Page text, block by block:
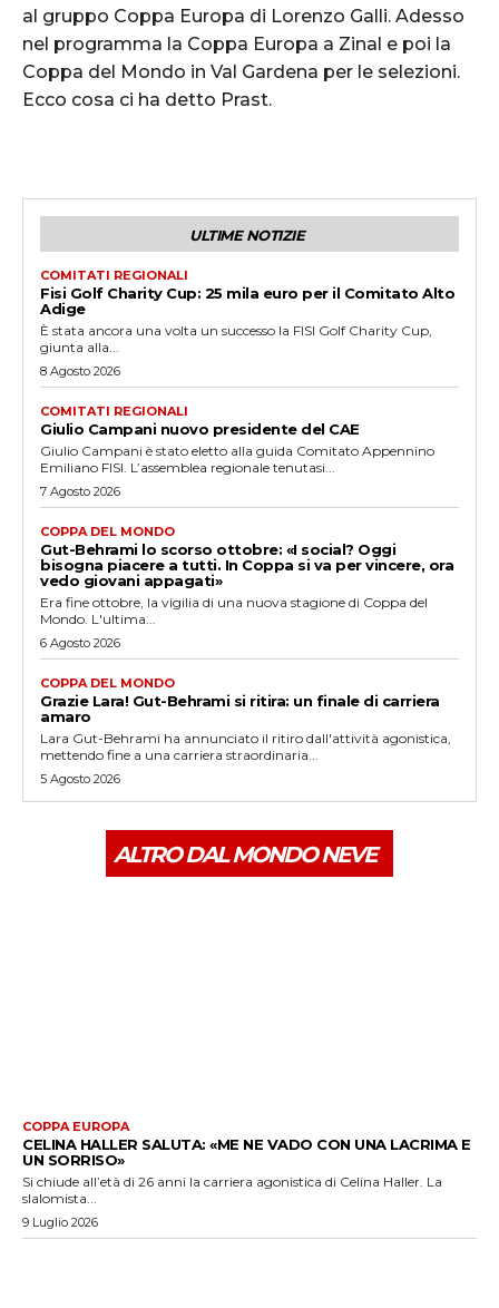
al gruppo Coppa Europa di Lorenzo Galli. Adesso
nel programma la Coppa Europa a Zinal e poi la
Coppa del Mondo in Val Gardena per le selezioni.
Ecco cosa ci ha detto Prast.
ULTIME NOTIZIE
COMITATI REGIONALI
Fisi Golf Charity Cup: 25 mila euro per il Comitato Alto
Adige
È stata ancora una volta un successo la FISI Golf Charity Cup,
giunta alla...
8 Agosto 2026
COMITATI REGIONALI
Giulio Campani nuovo presidente del CAE
Giulio Campani è stato eletto alla guida Comitato Appennino
Emiliano FISI. L’assemblea regionale tenutasi...
7 Agosto 2026
COPPA DEL MONDO
Gut-Behrami lo scorso ottobre: «I social? Oggi
bisogna piacere a tutti. In Coppa si va per vincere, ora
vedo giovani appagati»
Era fine ottobre, la vigilia di una nuova stagione di Coppa del
Mondo. L'ultima...
6 Agosto 2026
COPPA DEL MONDO
Grazie Lara! Gut-Behrami si ritira: un finale di carriera
amaro
Lara Gut-Behrami ha annunciato il ritiro dall'attività agonistica,
mettendo fine a una carriera straordinaria...
5 Agosto 2026
ALTRO DAL MONDO NEVE
COPPA EUROPA
CELINA HALLER SALUTA: «ME NE VADO CON UNA LACRIMA E
UN SORRISO»
Si chiude all’età di 26 anni la carriera agonistica di Celina Haller. La
slalomista...
9 Luglio 2026